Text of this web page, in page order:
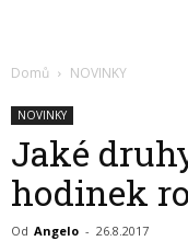
Domů NOVINKY
NOVINKY
Jaké
hodinek
Od Angelo - 26.8.2017